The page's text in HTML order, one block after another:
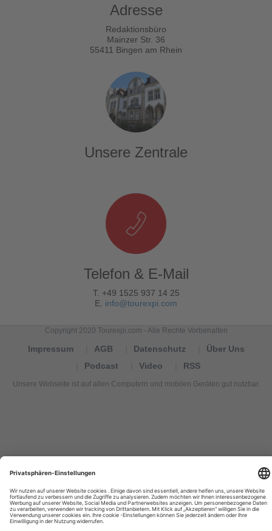
Adresse
Redaktionsbüro
Mainzer Str. 36
55411 Bingen am Rhein
Unsere Zentrale
Telefon & E-Mail
T. +49 1525 937 14 25
E. info@tourexpi.com
Copyright 2020 Tourexpi.com - Alle Rechte Vorbehalten
Impressum AGB Datenschutz
Über Uns
Podcast
Video RSS
Unsere Webseite ist auf allen Computern und mobilen Geräten gut nutzbar.
news,
noticias
turismo,
Tourismus
Nachrichten,